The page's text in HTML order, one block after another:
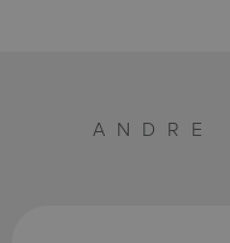
ANDRE